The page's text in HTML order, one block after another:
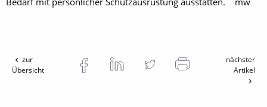
zur
Übersicht
nächster
Artikel